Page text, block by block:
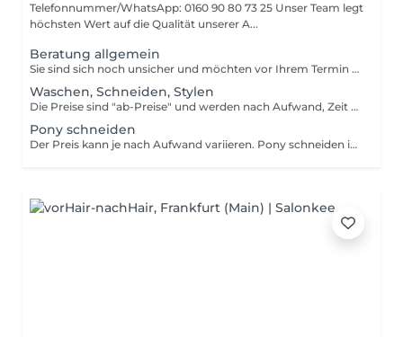
Telefonnummer/WhatsApp: 0160 90 80 73 25 Unser Team legt
höchsten Wert auf die Qualität unserer A...
Beratung allgemein
Sie sind sich noch unsicher und möchten vor Ihrem Termin wissen was machbar ist und was nicht? Sie haben eine größere Veränderung geplant oder sind sich unsicher, welcher Service zu Ihnen passt? Buchen Sie jetzt ein Beratungsgespräch um mit uns gemeinsam Ihren Typ, Vorstellungen, Farben, Pflegeroutine und Styling zu besprechen. Der Preis Beratungstermins wird am Tag der Behandlung abgezogen. Info: Wenn der Termin nicht mind. 24h vorher abgesagt wird, behalten wir uns vor eine Gebühr von mind. 50% in Rechnung zu stellen.
Waschen, Schneiden, Stylen
Die Preise sind "ab-Preise" und werden nach Aufwand, Zeit etc. berechnet und können dementsprechend variieren. S: kurzes Haar, Ohren frei M: Haarlänge bis zur Schulter (nicht aufliegend oder Schulterblatt) L: Haarlänge ab der Schulter XL: Haarlänge ab Brusthöhe Info: Wenn der Termin nicht mind. 24h vorher abgesagt wird, behalten wir uns vor eine Gebühr von mind. 50% in Rechnung zu stellen.
Pony schneiden
Der Preis kann je nach Aufwand variieren. Pony schneiden in der Form nur frisch gewaschen und geföhnt möglich! Ansonsten bitte Waschen, Stylen + Pony schneiden auswählen. Info: Wenn der Termin nicht mind. 24h vorher abgesagt wird, behalten wir uns vor eine Gebühr von mind. 50% in Rechnung zu stellen.